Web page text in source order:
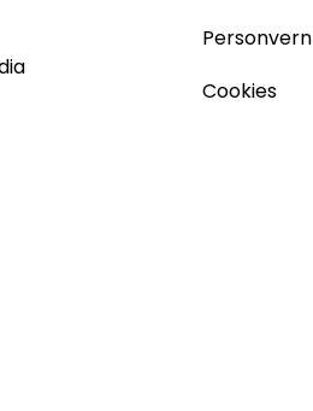
Personvern
Cookies